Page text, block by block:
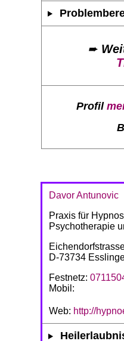
➨
Profil
Davor Antunovic
Praxis für
Psychotherapie
D-73734
Festnetz:
Mobil:
Web: http://